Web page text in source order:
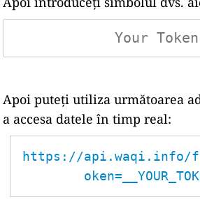
Apoi puteți utiliza următoarea
a accesa datele în timp real:
https://api.waqi.info/